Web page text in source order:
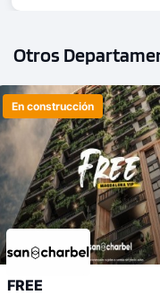
Otros
En construcción
FREE